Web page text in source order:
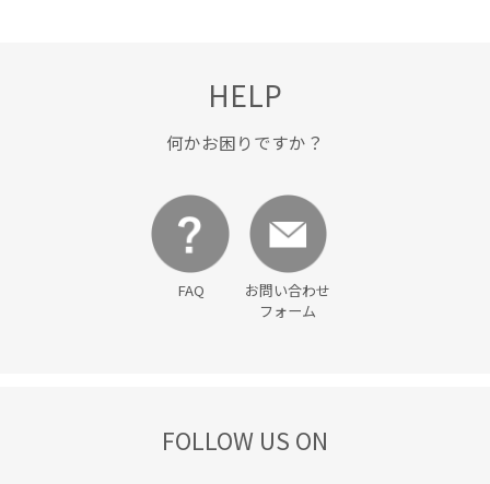
HELP
何かお困りですか？
FAQ
お問い合わせ
フォーム
FOLLOW US ON